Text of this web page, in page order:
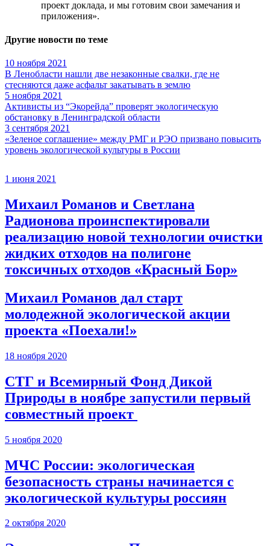
проект доклада, и мы готовим свои замечания и
приложения».
Другие новости по теме
10 ноября 2021
В Ленобласти нашли две незаконные свалки, где не
стесняются даже асфальт закатывать в землю
5 ноября 2021
Активисты из “Экорейда” проверят экологическую
обстановку в Ленинградской области
3 сентября 2021
«Зеленое соглашение» между РМГ и РЭО призвано повысить
уровень экологической культуры в России
1 июня 2021
Михаил Романов и Светлана
Радионова проинспектировали
реализацию новой технологии очистки
жидких отходов на полигоне
токсичных отходов «Красный Бор»
Михаил Романов дал старт
молодежной экологической акции
проекта «Поехали!»
18 ноября 2020
СТГ и Всемирный Фонд Дикой
Природы в ноябре запустили первый
совместный проект
5 ноября 2020
МЧС России: экологическая
безопасность страны начинается с
экологической культуры россиян
2 октября 2020